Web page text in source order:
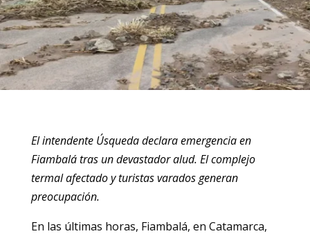
El intendente Úsqueda declara emergencia en
Fiambalá tras un devastador alud. El complejo
termal afectado y turistas varados generan
preocupación.
En las últimas horas, Fiambalá, en Catamarca,